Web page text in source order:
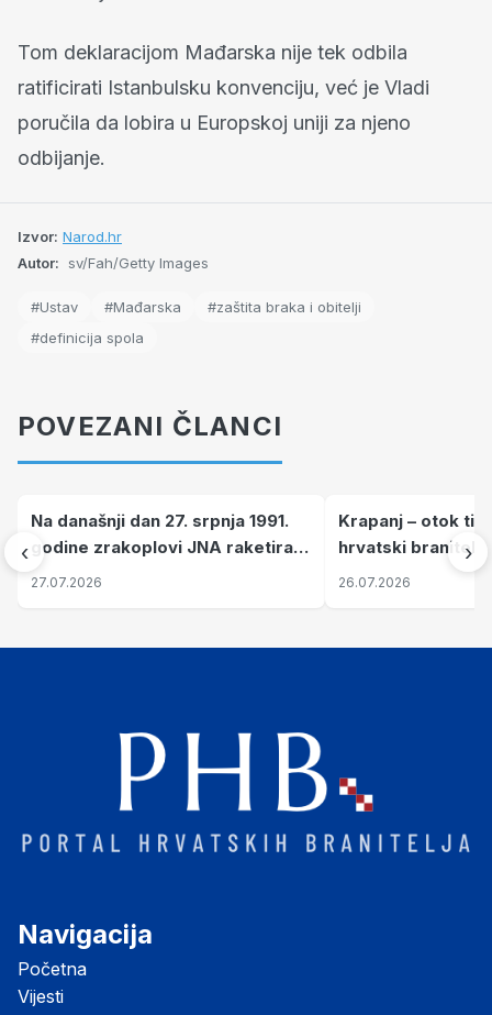
Tom deklaracijom Mađarska nije tek odbila
ratificirati Istanbulsku konvenciju, već je Vladi
poručila da lobira u Europskoj uniji za njeno
odbijanje.
Izvor: Narod.hr
Autor: sv/Fah/Getty Images
#Ustav #Mađarska
#zaštita braka i obitelji
#definicija spola
POVEZANI ČLANCI
‹
Na današnji dan 27. srpnja 1991.
godine zrakoplovi JNA raketirali
su vojarnu i obučni centar "Nikola
27.07.2026
Krapanj – otok
hrvatski branitelji
pronalaze mir
26.07.2026
›
Navigacija
Početna
Vijesti